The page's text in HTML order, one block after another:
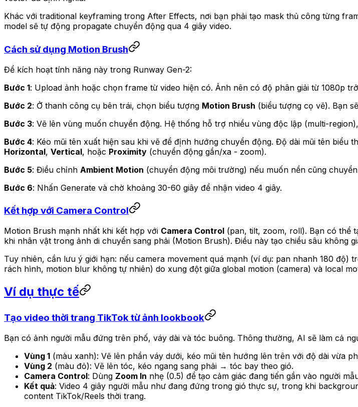
Khác với traditional keyframing trong After Effects, nơi bạn phải tạo mask thủ công từng
model sẽ tự động propagate chuyển động qua 4 giây video.
Cách sử dụng Motion Brush
Để kích hoạt tính năng này trong Runway Gen-2:
Bước 1: Upload ảnh hoặc chọn frame từ video hiện có. Ảnh nên có độ phân giải từ 1080p
Bước 2: Ở thanh công cụ bên trái, chọn biểu tượng Motion Brush (biểu tượng cọ vẽ). Bạn
Bước 3: Vẽ lên vùng muốn chuyển động. Hệ thống hỗ trợ nhiều vùng độc lập (multi-
Bước 4: Kéo mũi tên xuất hiện sau khi vẽ để định hướng chuyển động. Độ dài mũi tên
Horizontal, Vertical, hoặc Proximity (chuyển động gần/xa - zoom).
Bước 5: Điều chỉnh Ambient Motion (chuyển động môi trường) nếu muốn nền cũng
Bước 6: Nhấn Generate và chờ khoảng 30-60 giây để nhận video 4 giây.
Kết hợp với Camera Control
Motion Brush mạnh nhất khi kết hợp với Camera Control (pan, tilt, zoom, roll). Bạn có thể
khi nhân vật trong ảnh di chuyển sang phải (Motion Brush). Điều này tạo chiều sâu không
Tuy nhiên, cần lưu ý giới hạn: nếu camera movement quá mạnh (ví dụ: pan nhanh 180
rách hình, motion blur không tự nhiên) do xung đột giữa global motion (camera) và local
Ví dụ thực tế
Tạo video thời trang TikTok từ ảnh lookbook
Bạn có ảnh người mẫu đứng trên phố, váy dài và tóc buông. Thông thường, AI sẽ làm cả
Vùng 1 (màu xanh): Vẽ lên phần váy dưới, kéo mũi tên hướng lên trên với độ dài vừa
Vùng 2 (màu đỏ): Vẽ lên tóc, kéo ngang sang phải → tóc bay theo gió.
Camera Control: Dùng Zoom In nhẹ (0.5) để tạo cảm giác đang tiến gần vào người
Kết quả: Video 4 giây người mẫu như đang đứng trong gió thực sự, trong khi
content TikTok/Reels thời trang.